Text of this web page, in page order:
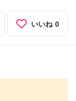
いいね 0